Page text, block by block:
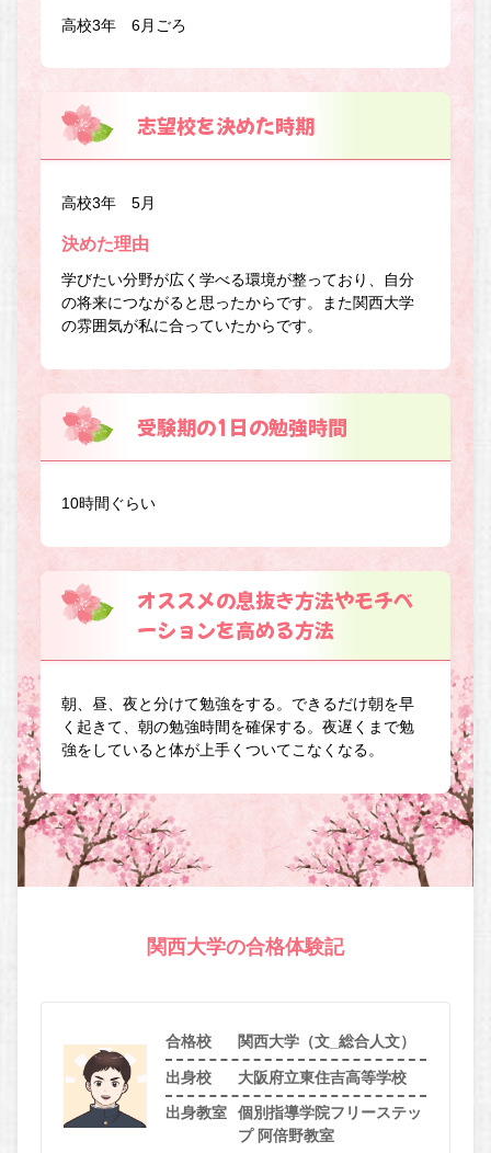
高校3年 6月ごろ
志望校を決めた時期
高校3年 5月
決めた理由
学びたい分野が広く学べる環境が整っており、自分
の将来につながると思ったからです。また関西大学
の雰囲気が私に合っていたからです。
受験期の1日の勉強時間
10時間ぐらい
オススメの息抜き方法やモチベ
ーションを高める方法
朝、昼、夜と分けて勉強をする。できるだけ朝を早
く起きて、朝の勉強時間を確保する。夜遅くまで勉
強をしていると体が上手くついてこなくなる。
関西大学の合格体験記
合格校 関西大学（文_総合人文）
出身校 大阪府立東住吉高等学校
出身教室
個別指導学院フリーステッ
プ 阿倍野教室